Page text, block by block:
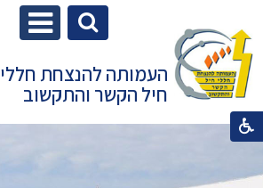
העמותה להנצחת חללי
חיל הקשר והתקשוב